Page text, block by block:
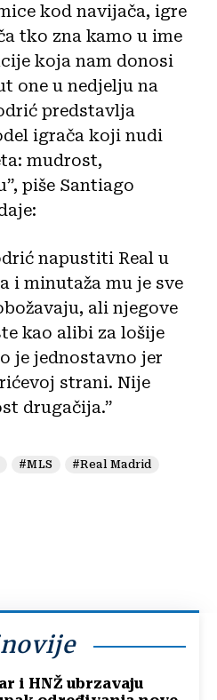
kod navijača, igre
tko zna kamo u ime
koja nam donosi
one u nedjelju na
predstavlja
igrača koji nudi
mudrost,
piše Santiago
napustiti Real u
i minutaža mu je sve
ali njegove
kao alibi za lošije
je jednostavno jer
strani. Nije
drugačija.”
#MLS
#Real Madrid
i HNŽ ubrzavaju